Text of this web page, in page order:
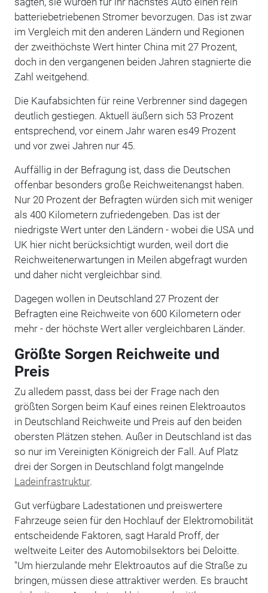
batteriebetriebenen Stromer bevorzugen. Das ist zwar
im Vergleich mit den anderen Ländern und Regionen
der zweithöchste Wert hinter China mit 27 Prozent,
doch in den vergangenen beiden Jahren stagnierte die
Zahl weitgehend.
Die Kaufabsichten für reine Verbrenner sind dagegen
deutlich gestiegen. Aktuell äußern sich 53 Prozent
entsprechend, vor einem Jahr waren es49 Prozent
und vor zwei Jahren nur 45.
Auffällig in der Befragung ist, dass die Deutschen
offenbar besonders große Reichweitenangst haben.
Nur 20 Prozent der Befragten würden sich mit weniger
als 400 Kilometern zufriedengeben. Das ist der
niedrigste Wert unter den Ländern - wobei die USA und
UK hier nicht berücksichtigt wurden, weil dort die
Reichweitenerwartungen in Meilen abgefragt wurden
und daher nicht vergleichbar sind.
Dagegen wollen in Deutschland 27 Prozent der
Befragten eine Reichweite von 600 Kilometern oder
mehr - der höchste Wert aller vergleichbaren Länder.
Größte Sorgen Reichweite und
Preis
Zu alledem passt, dass bei der Frage nach den
größten Sorgen beim Kauf eines reinen Elektroautos
in Deutschland Reichweite und Preis auf den beiden
obersten Plätzen stehen. Außer in Deutschland ist das
so nur im Vereinigten Königreich der Fall. Auf Platz
drei der Sorgen in Deutschland folgt mangelnde
Ladeinfrastruktur.
Gut verfügbare Ladestationen und preiswertere
Fahrzeuge seien für den Hochlauf der Elektromobilität
entscheidende Faktoren, sagt Harald Proff, der
weltweite Leiter des Automobilsektors bei Deloitte.
"Um hierzulande mehr Elektroautos auf die Straße zu
bringen, müssen diese attraktiver werden. Es braucht